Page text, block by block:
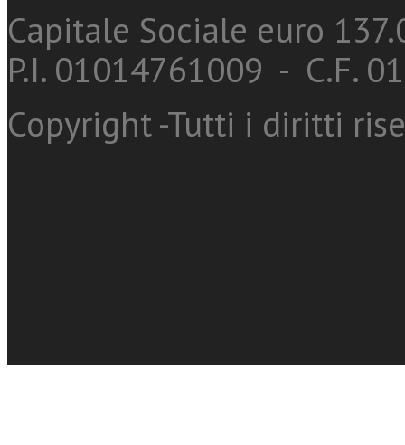
Capitale Sociale euro
P.I. 01014761009 - C.F.
Copyright -Tutti i diritti